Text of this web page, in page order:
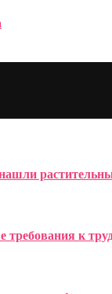
требования к